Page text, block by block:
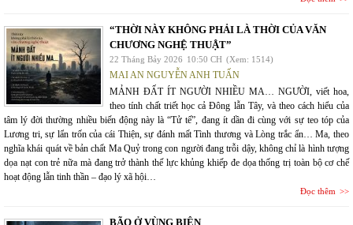
“THỜI NÀY KHÔNG PHẢI LÀ THỜI CỦA VĂN
CHƯƠNG NGHỆ THUẬT”
22 Tháng Bảy 2026 10:50 CH (Xem: 1514)
MAI AN NGUYỄN ANH TUẤN
MẢNH ĐẤT ÍT NGƯỜI NHIỀU MA… NGƯỜI, viết hoa,
theo tính chất triết học cả Đông lẫn Tây, và theo cách hiểu của
tâm lý đời thường nhiều biến động này là “Tử tế”, đang ít dần đi cùng với sự teo tóp của
Lương tri, sự lẩn trốn của cái Thiện, sự đánh mất Tình thương và Lòng trắc ẩn… Ma, theo
nghĩa khái quát về bản chất Ma Quỷ trong con người đang trỗi dậy, không chỉ là hình tượng
dọa nạt con trẻ nữa mà đang trở thành thế lực khủng khiếp đe dọa thống trị toàn bộ cơ chế
hoạt động lẫn tinh thần – đạo lý xã hội…
Đọc thêm
BÃO Ở VÙNG BIÊN